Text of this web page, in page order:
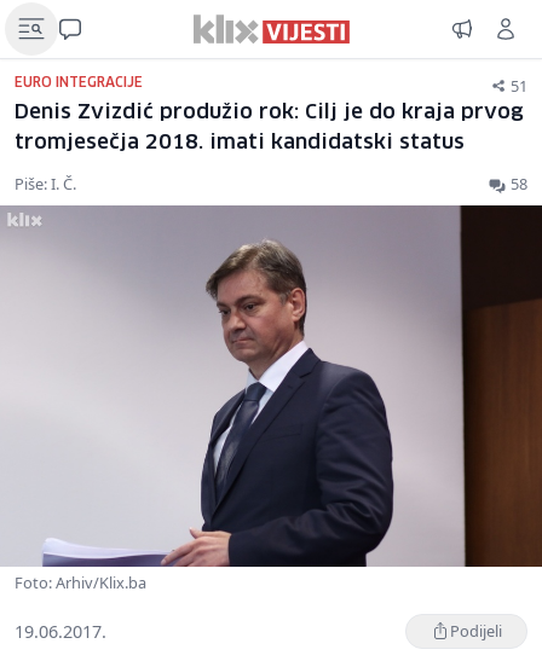
EURO INTEGRACIJE 51
Denis Zvizdić produžio rok: Cilj je do kraja prvog
tromjesečja 2018. imati kandidatski status
Piše: I. Č. 58
Foto: Arhiv/Klix.ba
19.06.2017. Podijeli